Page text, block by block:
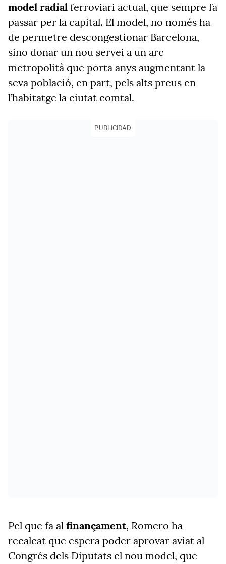
model radial ferroviari actual, que sempre fa
passar per la capital. El model, no només ha
de permetre descongestionar Barcelona,
sino donar un nou servei a un arc
metropolità que porta anys augmentant la
seva població, en part, pels alts preus en
l’habitatge la ciutat comtal.
PUBLICIDAD
Pel que fa al finançament, Romero ha
recalcat que espera poder aprovar aviat al
Congrés dels Diputats el nou model, que